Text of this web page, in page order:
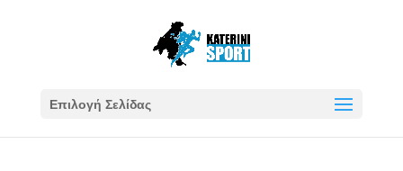
Επιλογή Σελίδας